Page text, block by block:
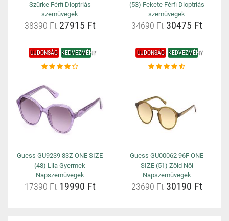
Szürke Férfi Dioptriás
szemüvegek
38390 Ft27915 Ft
(53) Fekete Férfi Dioptriás
szemüvegek
34690 Ft30475 Ft
ÚJDONSÁG KEDVEZMÉNY
Guess GU9239 83Z ONE SIZE
(48) Lila Gyermek
Napszemüvegek
17390 Ft19990 Ft
ÚJDONSÁG KEDVEZMÉNY
Guess GU00062 96F ONE
SIZE (51) Zöld Női
Napszemüvegek
23690 Ft30190 Ft